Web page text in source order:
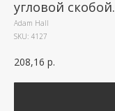
угловой скобой.
Adam Hall
SKU: 4127
208,16 р.